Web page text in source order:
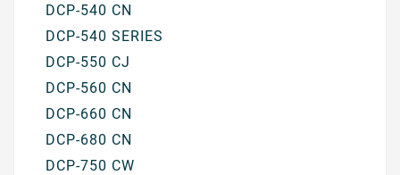
DCP-540 CN
DCP-540 SERIES
DCP-550 CJ
DCP-560 CN
DCP-660 CN
DCP-680 CN
DCP-750 CW